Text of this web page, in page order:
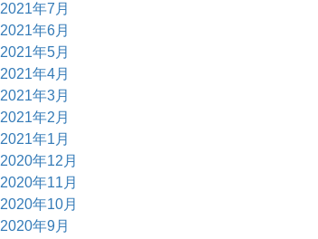
2021年7月
2021年6月
2021年5月
2021年4月
2021年3月
2021年2月
2021年1月
2020年12月
2020年11月
2020年10月
2020年9月